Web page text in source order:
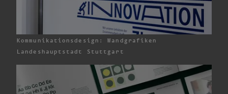
Kommunikationsdesign: Wandgrafiken
Landeshauptstadt Stuttgart